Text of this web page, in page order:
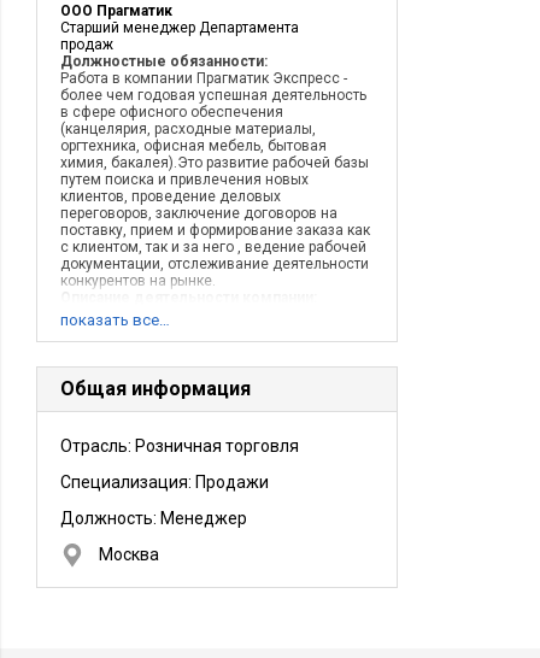
ООО Прагматик
Старший менеджер Департамента
продаж
Должностные обязанности:
Работа в компании Прагматик Экспресс -
более чем годовая успешная деятельность
в сфере офисного обеспечения
(канцелярия, расходные материалы,
оргтехника, офисная мебель, бытовая
химия, бакалея).Это развитие рабочей базы
путем поиска и привлечения новых
клиентов, проведение деловых
переговоров, заключение договоров на
поставку, прием и формирование заказа как
с клиентом, так и за него , ведение рабочей
документации, отслеживание деятельности
конкурентов на рынке.
Компания Прагматик на рынке лфисного
конкурентов, улучшая свою деятельность, с
каждым годом достигает более
совершенной деятельности
показать все…
Общая информация
Отрасль: Розничная торговля
Специализация: Продажи
Должность: Менеджер
Москва